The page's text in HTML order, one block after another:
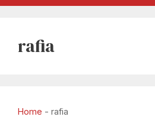
rafia
Home - rafia